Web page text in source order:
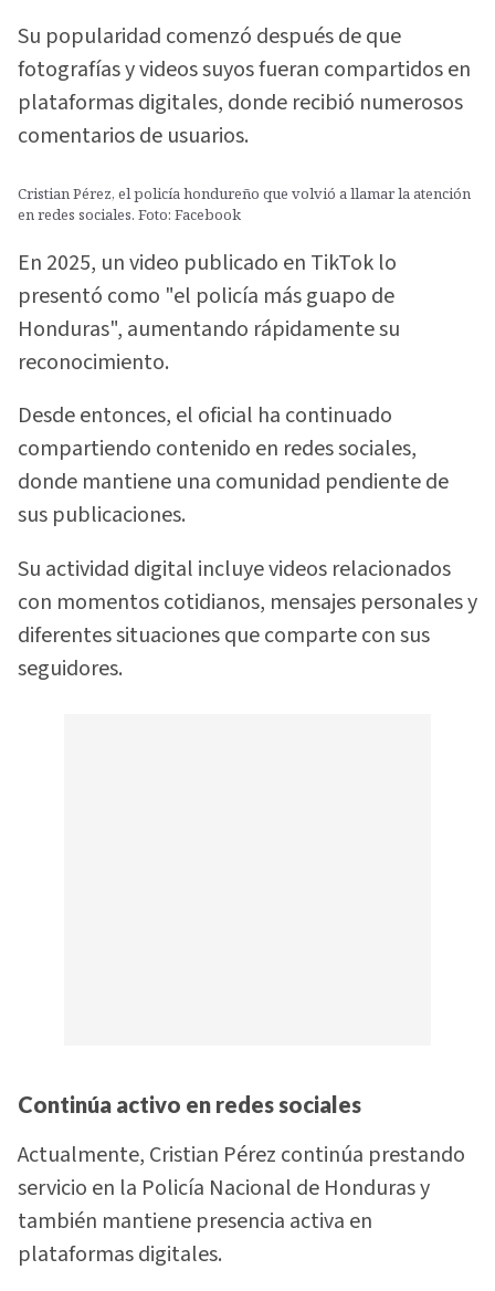
Su popularidad comenzó después de que
fotografías y videos suyos fueran compartidos en
plataformas digitales, donde recibió numerosos
comentarios de usuarios.
Cristian Pérez, el policía hondureño que volvió a llamar la atención
en redes sociales. Foto: Facebook
En 2025, un video publicado en TikTok lo
presentó como "el policía más guapo de
Honduras", aumentando rápidamente su
reconocimiento.
Desde entonces, el oficial ha continuado
compartiendo contenido en redes sociales,
donde mantiene una comunidad pendiente de
sus publicaciones.
Su actividad digital incluye videos relacionados
con momentos cotidianos, mensajes personales y
diferentes situaciones que comparte con sus
seguidores.
Continúa activo en redes sociales
Actualmente, Cristian Pérez continúa prestando
servicio en la Policía Nacional de Honduras y
también mantiene presencia activa en
plataformas digitales.